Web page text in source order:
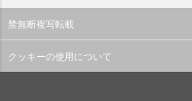
禁無断複写転載
クッキーの使用について